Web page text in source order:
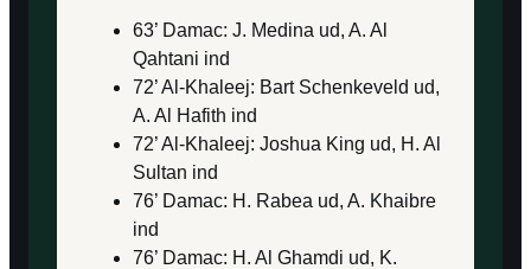
63’ Damac: J. Medina ud, A. Al
Qahtani ind
72’ Al-Khaleej: Bart Schenkeveld ud,
A. Al Hafith ind
72’ Al-Khaleej: Joshua King ud, H. Al
Sultan ind
76’ Damac: H. Rabea ud, A. Khaibre
ind
76’ Damac: H. Al Ghamdi ud, K.